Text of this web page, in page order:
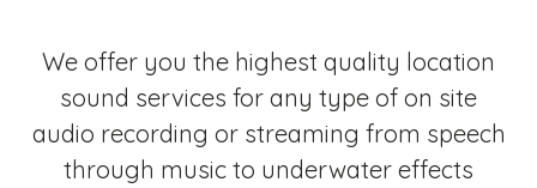
We offer you the highest quality location
sound services for any type of on site
audio recording or streaming from speech
through music to underwater effects